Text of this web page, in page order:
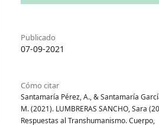
Publicado
07-09-2021
Cómo citar
Santamaría Pérez, A., & Santamaría
M. (2021). LUMBRERAS SANCHO, Sara
Respuestas al Transhumanismo. Cuerpo,